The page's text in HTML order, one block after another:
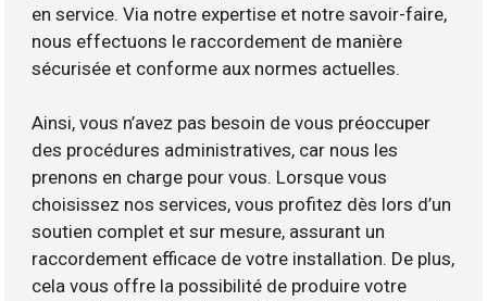
en service. Via notre expertise et notre savoir-faire,
nous effectuons le raccordement de manière
sécurisée et conforme aux normes actuelles.
Ainsi, vous n’avez pas besoin de vous préoccuper
des procédures administratives, car nous les
prenons en charge pour vous. Lorsque vous
choisissez nos services, vous profitez dès lors d’un
soutien complet et sur mesure, assurant un
raccordement efficace de votre installation. De plus,
cela vous offre la possibilité de produire votre